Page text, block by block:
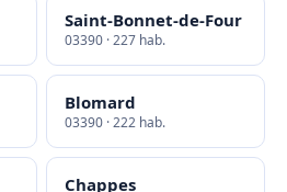
Saint-Bonnet-de-Four
03390 · 227 hab.
Blomard
03390 · 222 hab.
Chappes